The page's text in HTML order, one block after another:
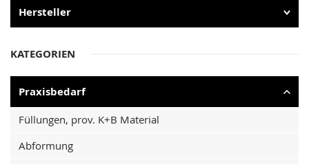
Hersteller
KATEGORIEN
Praxisbedarf
Füllungen, prov. K+B Material
Abformung